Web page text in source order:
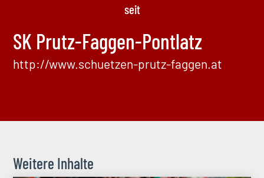
seit
SK Prutz-Faggen-Pontlatz
http://www.schuetzen-prutz-faggen.at
Weitere Inhalte